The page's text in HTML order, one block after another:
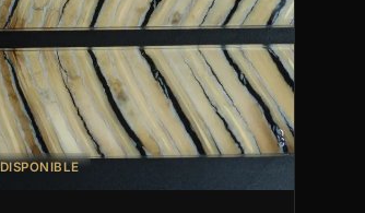
DISPONIBLE